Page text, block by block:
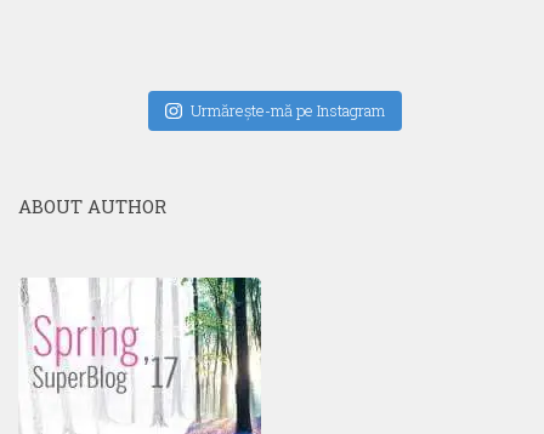
Urmăreşte-mă pe Instagram
ABOUT AUTHOR